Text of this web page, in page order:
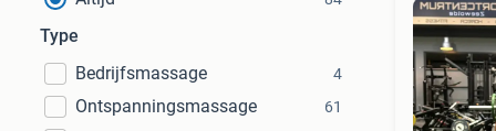
Type
Bedrijfsmassage
4
Ontspanningsmassage 61